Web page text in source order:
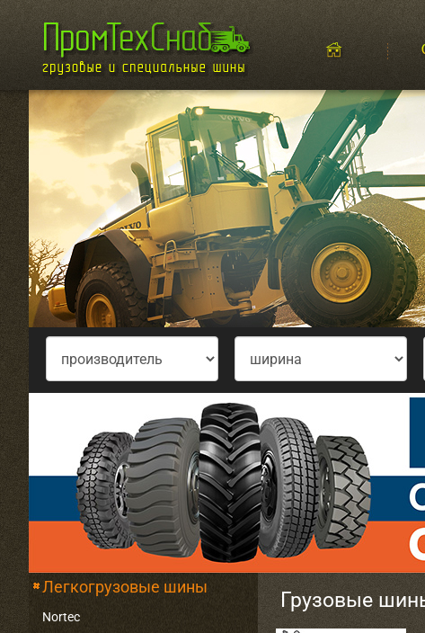
Легкогрузовые шины
Nortec
Грузовые